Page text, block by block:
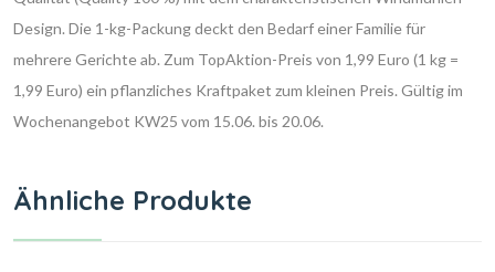
Design. Die 1-kg-Packung deckt den Bedarf einer Familie für
mehrere Gerichte ab. Zum TopAktion-Preis von 1,99 Euro (1 kg =
1,99 Euro) ein pflanzliches Kraftpaket zum kleinen Preis. Gültig im
Wochenangebot KW25 vom 15.06. bis 20.06.
Ähnliche Produkte